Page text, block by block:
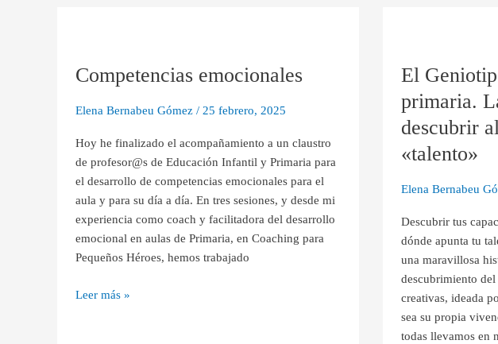
Competencias emocionales
Elena Bernabeu Gómez / 25 febrero, 2025
Hoy he finalizado el acompañamiento a un claustro
de profesor@s de Educación Infantil y Primaria para
el desarrollo de competencias emocionales para el
aula y para su día a día. En tres sesiones, y desde mi
experiencia como coach y facilitadora del desarrollo
emocional en aulas de Primaria, en Coaching para
Pequeños Héroes, hemos trabajado
Leer más »
El
primaria.
descubrir
«talento»
Elena Bernabeu
Descubrir tus
dónde apunta tu
una maravillosa
descubrimiento
creativas, ideada
sea su propia
todas llevamos en
en
educación
primaria.
La
importancia
descubrir
llamado
«talento»